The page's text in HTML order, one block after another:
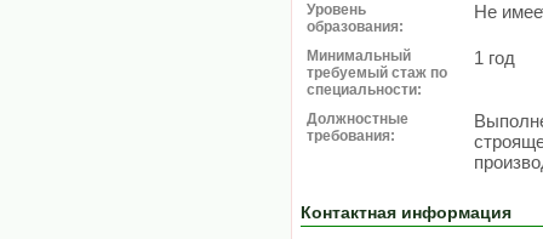
Уровень
образования:
Не
Минимальный
требуемый стаж по
специальности:
1 год
Должностные
требования:
Контактная информация